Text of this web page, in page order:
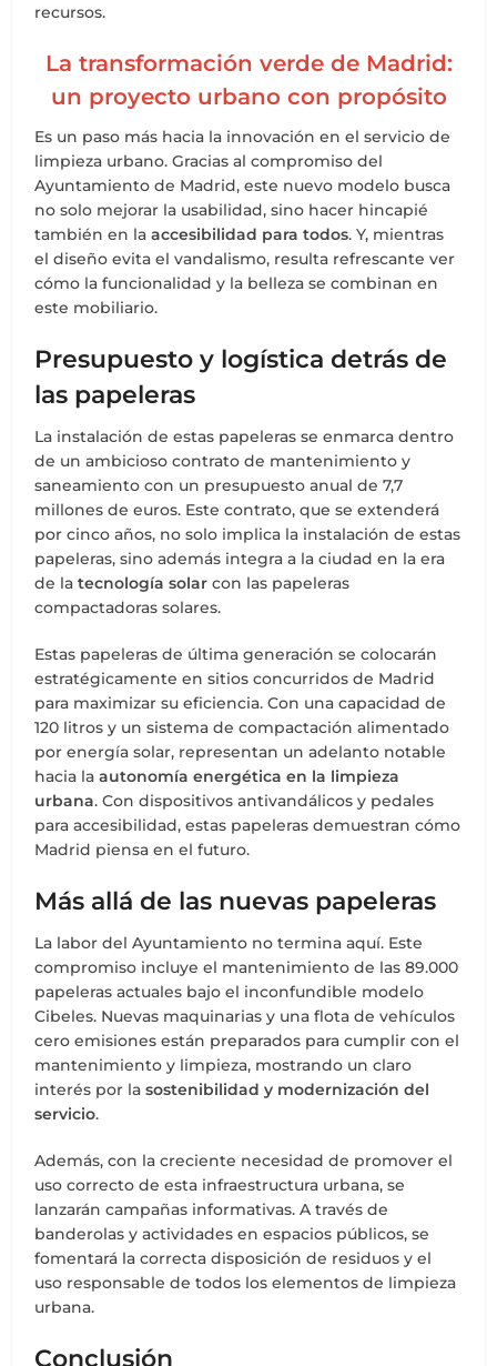
recursos.
La transformación verde de Madrid:
un proyecto urbano con propósito
Es un paso más hacia la innovación en el servicio de
limpieza urbano. Gracias al compromiso del
Ayuntamiento de Madrid, este nuevo modelo busca
no solo mejorar la usabilidad, sino hacer hincapié
también en laaccesibilidad para todos. Y, mientras
el diseño evita el vandalismo, resulta refrescante ver
cómo la funcionalidad y la belleza se combinan en
este mobiliario.
Presupuesto y logística detrás de
las papeleras
La instalación de estas papeleras se enmarca dentro
de un ambicioso contrato de mantenimiento y
saneamiento con un presupuesto anual de 7,7
millones de euros. Este contrato, que se extenderá
por cinco años, no solo implica la instalación de estas
papeleras, sino además integra a la ciudad en la era
de latecnología solar con las papeleras
compactadoras solares.
Estas papeleras de última generación se colocarán
estratégicamente en sitios concurridos de Madrid
para maximizar su eficiencia. Con una capacidad de
120 litros y un sistema de compactación alimentado
por energía solar, representan un adelanto notable
hacia laautonomía energética en la limpieza
urbana. Con dispositivos antivandálicos y pedales
para accesibilidad, estas papeleras demuestran cómo
Madrid piensa en el futuro.
Más allá de las nuevas papeleras
La labor del Ayuntamiento no termina aquí. Este
compromiso incluye el mantenimiento de las 89.000
papeleras actuales bajo el inconfundible modelo
Cibeles. Nuevas maquinarias y una flota de vehículos
cero emisiones están preparados para cumplir con el
mantenimiento y limpieza, mostrando un claro
interés por lasostenibilidad y modernización del
servicio.
Además, con la creciente necesidad de promover el
uso correcto de esta infraestructura urbana, se
lanzarán campañas informativas. A través de
banderolas y actividades en espacios públicos, se
fomentará la correcta disposición de residuos y el
uso responsable de todos los elementos de limpieza
urbana.
Conclusión